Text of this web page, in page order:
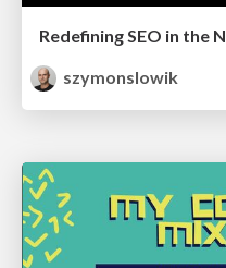
szymonslowik